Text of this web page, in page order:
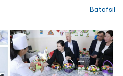
nogironligi bo‘lgan ayollar
ko‘zlangan asosiy
yashayotgan
sharoitlar bilan tanishish bilan
olish, ko‘nglini ko‘tarish,
Batafsil